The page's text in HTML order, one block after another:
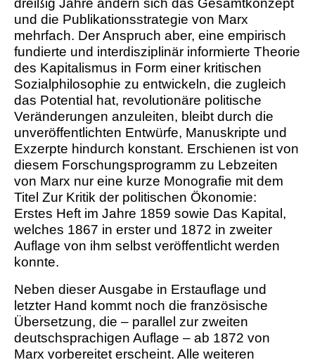
dreißig Jahre ändern sich das Gesamtkonzept
und die Publikationsstrategie von Marx
mehrfach. Der Anspruch aber, eine empirisch
fundierte und interdisziplinär informierte Theorie
des Kapitalismus in Form einer kritischen
Sozialphilosophie zu entwickeln, die zugleich
das Potential hat, revolutionäre politische
Veränderungen anzuleiten, bleibt durch die
unveröffentlichten Entwürfe, Manuskripte und
Exzerpte hindurch konstant. Erschienen ist von
diesem Forschungsprogramm zu Lebzeiten
von Marx nur eine kurze Monografie mit dem
Titel Zur Kritik der politischen Ökonomie:
Erstes Heft im Jahre 1859 sowie Das Kapital,
welches 1867 in erster und 1872 in zweiter
Auflage von ihm selbst veröffentlicht werden
konnte.
Neben dieser Ausgabe in Erstauflage und
letzter Hand kommt noch die französische
Übersetzung, die – parallel zur zweiten
deutschsprachigen Auflage – ab 1872 von
Marx vorbereitet erscheint. Alle weiteren